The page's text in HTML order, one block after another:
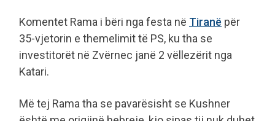
Komentet Rama i bëri nga festa në Tiranë për
35-vjetorin e themelimit të PS, ku tha se
investitorët në Zvërnec janë 2 vëllezërit nga
Katari.
Më tej Rama tha se pavarësisht se Kushner